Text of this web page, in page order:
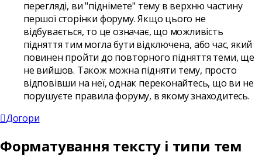
перегляді, ви "піднімете" тему в верхню частину
першої сторінки форуму. Якщо цього не
відбувається, то це означає, що можливість
підняття тим могла бути відключена, або час, який
повинен пройти до повторного підняття теми, ще
не вийшов. Також можна підняти тему, просто
відповівши на неї, однак переконайтесь, що ви не
порушуєте правила форуму, в якому знаходитесь.
Догори
Форматування тексту і типи тем